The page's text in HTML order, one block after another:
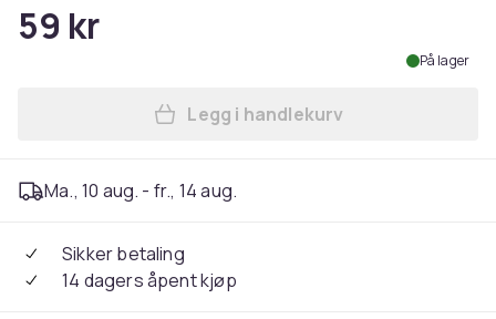
59 kr
På lager
Legg 4 farger - mobil ring
Legg i handlekurv
Ma., 10 aug. - fr., 14 aug.
Sikker betaling
14 dagers åpent kjøp